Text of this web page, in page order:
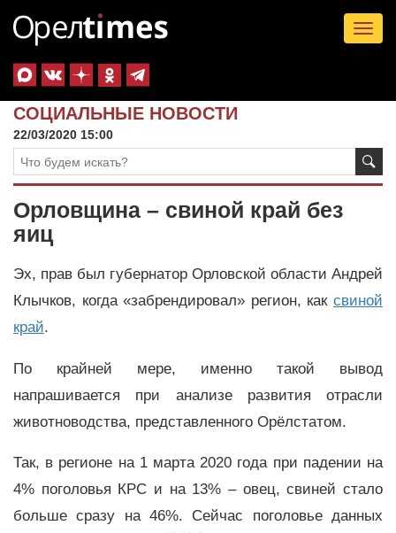
СОЦИАЛЬНЫЕ НОВОСТИ
22/03/2020 15:00
Орловщина – свиной край без
яиц
Эх, прав был губернатор Орловской области Андрей
Клычков, когда «забрендировал» регион, как свиной
край.
По крайней мере, именно такой вывод
напрашивается при анализе развития отрасли
животноводства, представленного Орёлстатом.
Так, в регионе на 1 марта 2020 года при падении на
4% поголовья КРС и на 13% – овец, свиней стало
больше сразу на 46%. Сейчас поголовье данных